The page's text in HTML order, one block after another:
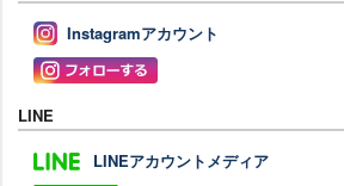
Instagramアカウント
LINE
LINEアカウントメディア